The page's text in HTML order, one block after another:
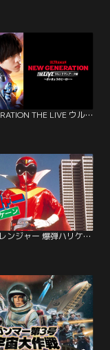
NEW GENERATION THE LIVE ウルトラマンアーク編 ～さいきょうのヒーロー～
秘密戦隊ゴレンジャー 爆弾ハリケーン